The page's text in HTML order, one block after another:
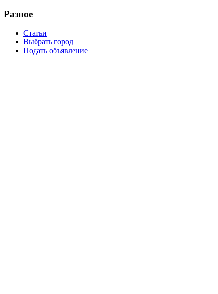
Разное
Статьи
Выбрать город
Подать объявление